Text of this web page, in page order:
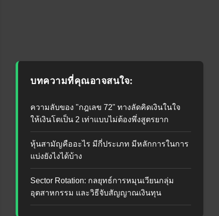
บทความที่คุณอาจสนใจ:
ความลับของ "กฎเลข 72" ทางลัดคิดเงินในใจ
ให้เงินโตเป็น 2 เท่าแบบไม่ต้องพึ่งสูตรยาก
หุ้นสามัญคืออะไร มีกี่ประเภท มีหลักการในการ
แบ่งยังไงได้บ้าง
Sector Rotation: กลยุทธ์การหมุนเวียนกลุ่ม
อุตสาหกรรม และวิธีจับสัญญาณเงินทุน